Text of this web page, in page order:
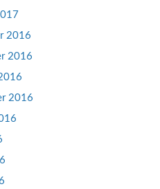
2016
2016
2016